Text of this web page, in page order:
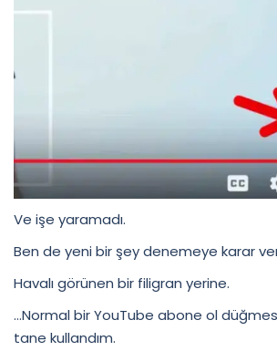
Ve işe yaramadı.
Ben de yeni bir şey denemeye karar
Havalı görünen bir filigran yerine.
…Normal bir YouTube abone ol
tane kullandım.